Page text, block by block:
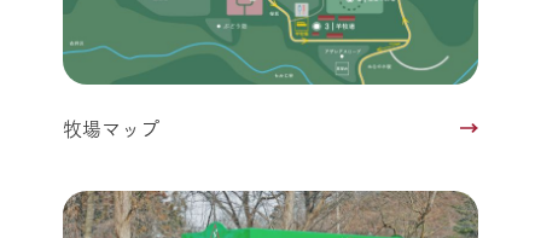
牧場マップ